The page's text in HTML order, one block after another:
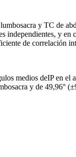
y TC de
y
de correlación
medios deIP en
y de